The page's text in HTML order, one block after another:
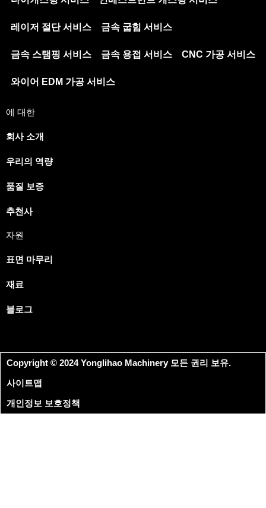
레이저 절단 서비스 금속 굽힘 서비스
금속 스탬핑 서비스 금속 용접 서비스 CNC 가공 서비스
와이어 EDM 가공 서비스
에 대한
회사 소개
우리의 역량
품질 보증
추천사
자원
표면 마무리
재료
블로그
Copyright © 2024 Yonglihao Machinery 모든 권리 보유.
사이트맵
개인정보 보호정책